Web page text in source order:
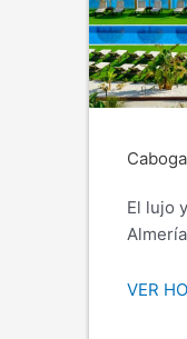
El lujo
Almería
VER